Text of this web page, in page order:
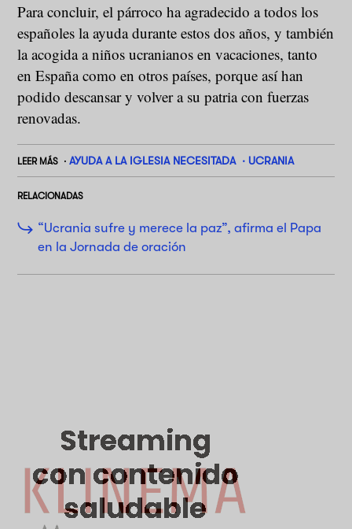
Para concluir, el párroco ha agradecido a todos los
españoles la ayuda durante estos dos años, y también
la acogida a niños ucranianos en vacaciones, tanto
en España como en otros países, porque así han
podido descansar y volver a su patria con fuerzas
renovadas.
LEER MÁS AYUDA A LA IGLESIA NECESITADA UCRANIA
RELACIONADAS
“Ucrania sufre y merece la paz”, afirma el Papa
en la Jornada de oración